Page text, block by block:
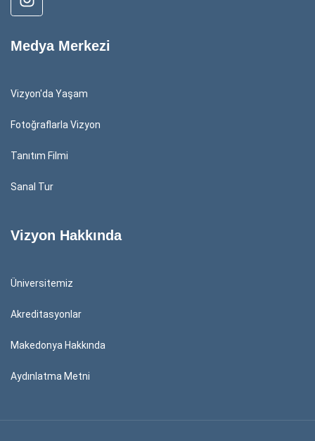
Medya Merkezi
Vizyon'da Yaşam
Fotoğraflarla Vizyon
Tanıtım Filmi
Sanal Tur
Vizyon Hakkında
Üniversitemiz
Akreditasyonlar
Makedonya Hakkında
Aydınlatma Metni